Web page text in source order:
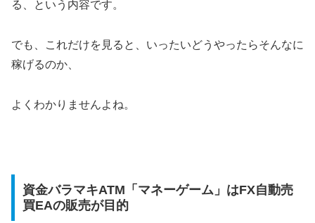
る、という内容です。
でも、これだけを見ると、いったいどうやったらそんなに
稼げるのか、
よくわかりませんよね。
資金バラマキATM「マネーゲーム」はFX自動売
買EAの販売が目的